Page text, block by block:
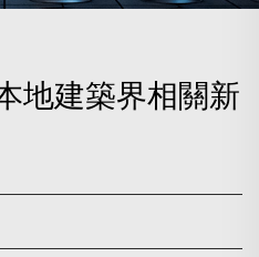
地建築界相關新